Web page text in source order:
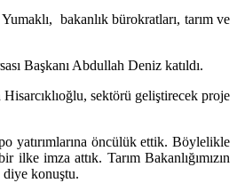
bakanlık bürokratları, tarım ve
Başkanı Abdullah Deniz katıldı.
sektörü geliştirecek proje
yatırımlarına öncülük ettik. Böylelikle
ilke imza attık. Tarım Bakanlığımızın
diye konuştu.